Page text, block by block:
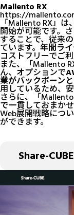
Mallento RX
https://
「Mallento RX」は、
開始が可能です。さ
することで、従来
ています。 年間ラ
コストフリーでご
また、「Mallento
ん、オプションで
業がバックボーン
用しているため、
さらに、「Mallento
で一貫しておまか
Web展開戦略につ
ができます。
Share-CUBE